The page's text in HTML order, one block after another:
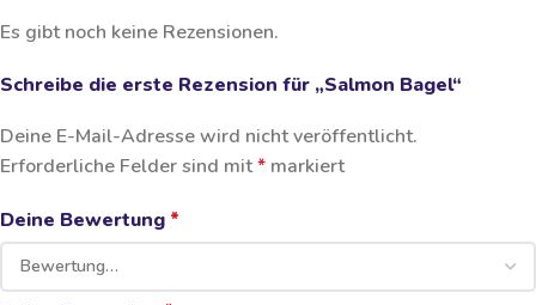
Es gibt noch keine Rezensionen.
Schreibe die erste Rezension für „Salmon Bagel“
Deine E-Mail-Adresse wird nicht veröffentlicht.
Erforderliche Felder sind mit* markiert
Deine Bewertung *